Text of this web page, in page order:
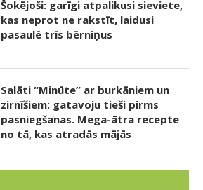
Šokējoši: garīgi atpalikusi sieviete,
kas neprot ne rakstīt, laidusi
pasaulē trīs bērniņus
Salāti “Minūte” ar burkāniem un
zirnīšiem: gatavoju tieši pirms
pasniegšanas. Mega-ātra recepte
no tā, kas atradās mājās